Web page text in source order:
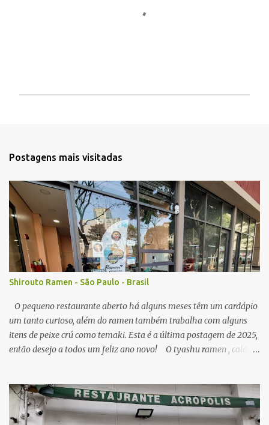
a
c
o
m
e
n
t
á
r
i
Postagens mais visitadas
Shirouto Ramen - São Paulo - Brasil
O pequeno restaurante aberto há alguns meses têm um cardápio
um tanto curioso, além do ramen também trabalha com alguns
itens de peixe crú como temaki. Esta é a última postagem de 2025,
então desejo a todos um feliz ano novo! O tyashu ramen , caldo
ponto de sal no caldo, algumas vezes estava perfeito, mas peguei o
caldo um pouco salgado demais. A qualidade do macarrão é
satisfatória, os pedaços de tyashu bons. Nota: 8/10 O combo de